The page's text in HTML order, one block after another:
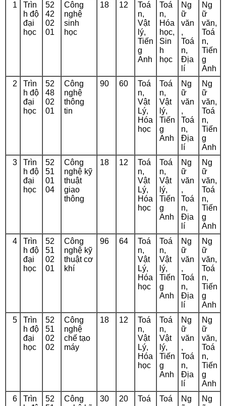
1
Trìn
h độ
đại
học
52
42
02
01
Công
nghệ
sinh
học
18 12
Toá
n,
Vật
lý,
Tiến
g
Anh
Toá
n,
Hóa
học,
Sin
h
học
Ng
ữ
văn
,
Toá
n,
Địa
lí
Ng
ữ
văn,
Toá
n,
Tiến
g
Anh
2
Trìn
h độ
đại
học
52
48
02
01
Công
nghệ
thông
tin
90 60
Toá
n,
Vật
Lý,
Hóa
học
Toá
n,
Vật
lý,
Tiến
g
Anh
Ng
ữ
văn
,
Toá
n,
Địa
lí
Ng
ữ
văn,
Toá
n,
Tiến
g
Anh
3
Trìn
h độ
đại
học
52
51
01
04
Công
nghệ kỹ
thuật
giao
thông
18 12
Toá
n,
Vật
Lý,
Hóa
học
Toá
n,
Vật
lý,
Tiến
g
Anh
Ng
ữ
văn
,
Toá
n,
Địa
lí
Ng
ữ
văn,
Toá
n,
Tiến
g
Anh
4
Trìn
h độ
đại
học
52
51
02
01
Công
nghệ kỹ
thuật cơ
khí
96 64
Toá
n,
Vật
Lý,
Hóa
học
Toá
n,
Vật
lý,
Tiến
g
Anh
Ng
ữ
văn
,
Toá
n,
Địa
lí
Ng
ữ
văn,
Toá
n,
Tiến
g
Anh
5
Trìn
h độ
đại
học
52
51
02
02
Công
nghệ
chế tạo
máy
18 12
Toá
n,
Vật
Lý,
Hóa
học
Toá
n,
Vật
lý,
Tiến
g
Anh
Ng
ữ
văn
,
Toá
n,
Địa
lí
Ng
ữ
văn,
Toá
n,
Tiến
g
Anh
6
Trìn
52
Công
30 20
Toá
Toá
Ng
Ng